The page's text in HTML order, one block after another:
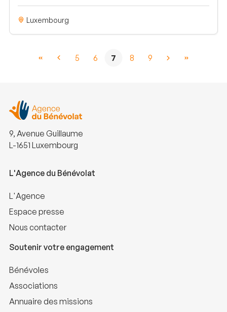
Luxembourg
5 6 7 8 9
9, Avenue Guillaume
L-1651 Luxembourg
L'Agence du Bénévolat
L'Agence
Espace presse
Nous contacter
Soutenir votre engagement
Bénévoles
Associations
Annuaire des missions